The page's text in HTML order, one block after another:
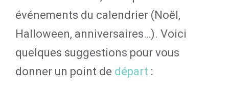
événements du calendrier (Noël,
Halloween, anniversaires…). Voici
quelques suggestions pour vous
donner un point de départ :